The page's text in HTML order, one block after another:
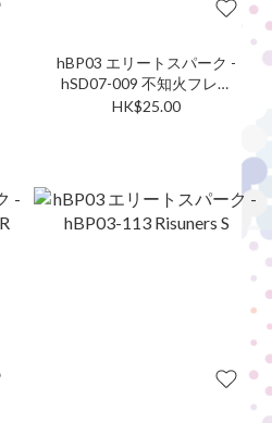
hBP03 エリートスパーク -
hSD07-009 不知火フレア
SR
HK$25.00